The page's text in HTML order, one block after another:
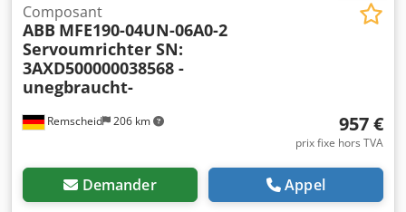
Remscheid 206 km
Composant
ABB MFE190-04UN-06A0-2
Servoumrichter SN:
3AXD500000038568 -
unegbraucht-
957 €
prix fixe hors TVA
Demander Appel